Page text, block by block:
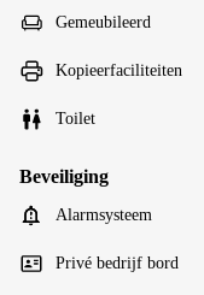
Gemeubileerd
Kopieerfaciliteiten
Toilet
Beveiliging
Alarmsysteem
Privé bedrijf bord